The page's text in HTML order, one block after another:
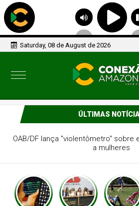
Saturday, 08 de August de 2026
ÚLTIMAS
OAB/DF lança "violentômetro" sobre
a mulheres